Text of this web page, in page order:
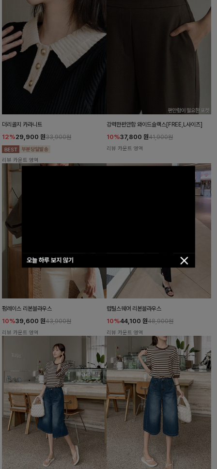
오늘 하루 보지 않기
더리골지 카라니트
12%29,900 원33,900원
리뷰 카운트 영역
강력한편안함 와이드슬랙스[FREE,L사이즈]
10%37,800 원41,900원
리뷰 카운트 영역
펌레이스 리본블라우스
10%39,600 원43,900원
리뷰 카운트 영역
럽틸스퀘어 리본블라우스
10%44,100 원48,900원
리뷰 카운트 영역